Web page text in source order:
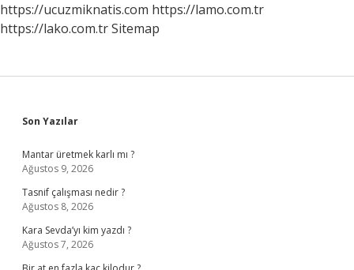
Zaman
Onaylandı
https://ucuzmiknatis.com https://lamo.com.tr
https://lako.com.trSitemap
Sidebar
Son Yazılar
Mantar üretmek karlı mı ?
Ağustos 9, 2026
Tasnif çalışması nedir ?
Ağustos 8, 2026
Kara Sevda’yı kim yazdı ?
Ağustos 7, 2026